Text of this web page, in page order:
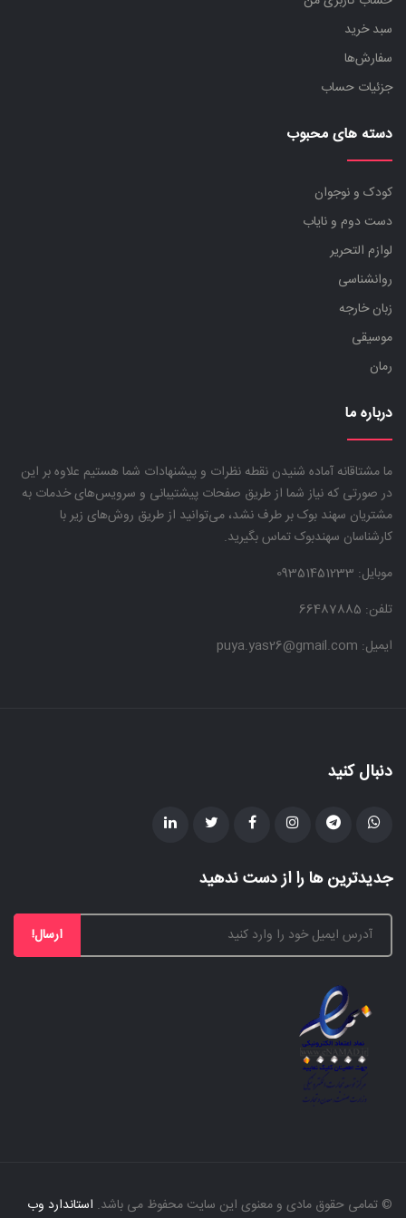
سبد خرید
سفارش‌ها
جزئیات حساب
دسته های محبوب
کودک و نوجوان
دست دوم و نایاب
لوازم التحریر
روانشناسی
زبان خارجه
موسیقی
رمان
درباره ما
ما مشتاقانه آماده شنیدن نقطه نظرات و پیشنهادات شما هستیم علاوه بر این
در صورتی که نیاز شما از طریق صفحات پیشتیبانی و سرویس‌های خدمات به
مشتریان سهند بوک بر طرف نشد، می‌توانید از طریق روش‌های زیر با
کارشناسان سهندبوک تماس بگیرید.
موبایل:
تلفن: 66487885
ایمیل: puya.yas26@gmail.com
دنبال کنید
جدیدترین ها را از دست ندهید
ارسال!
© تمامی حقوق مادی و معنوی این سایت محفوظ می باشد. استاندارد وب